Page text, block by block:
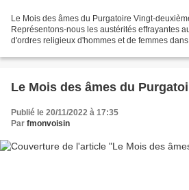
Le Mois des âmes du Purgatoire Vingt-
Représentons-nous les austérités effrayantes
d'ordres religieux d'hommes et de femmes
Le Mois des âmes du
Publié le 20/11/2022 à 17:35
Par fmonvoisin